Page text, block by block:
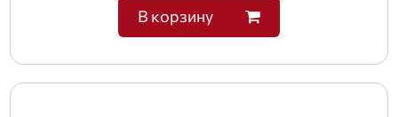
В корзину